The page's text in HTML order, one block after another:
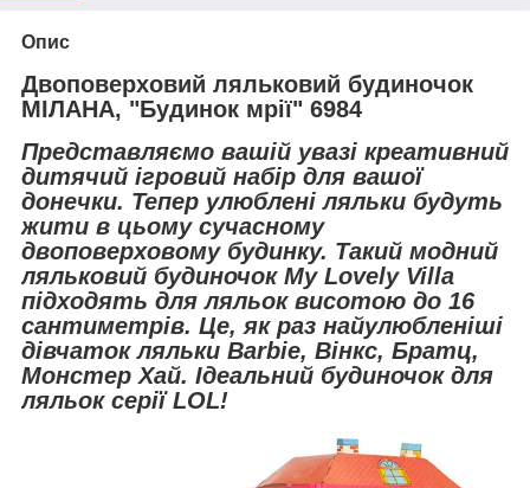
Опис
Двоповерховий ляльковий будиночок
МІЛАНА, "Будинок мрії" 6984
Представляємо вашій увазі креативний
дитячий ігровий набір для вашої
донечки. Тепер улюблені ляльки будуть
жити в цьому сучасному
двоповерховому будинку. Такий модний
ляльковий будиночок My Lovely Villa
підходять для ляльок висотою до 16
сантиметрів. Це, як раз найулюбленіші
дівчаток ляльки Barbie, Вінкс, Братц,
Монстер Хай. Ідеальний будиночок для
ляльок серії LOL!